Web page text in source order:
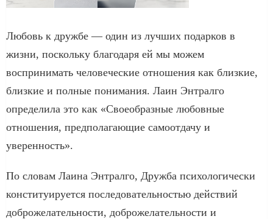
Любовь к дружбе — один из лучших подарков в
жизни, поскольку благодаря ей мы можем
воспринимать человеческие отношения как близкие,
близкие и полные понимания. Лаин Энтралго
определила это как «Своеобразные любовные
отношения, предполагающие самоотдачу и
уверенность».
По словам Лаина Энтралго, Дружба психологически
конституируется последовательностью действий
доброжелательности, доброжелательности и